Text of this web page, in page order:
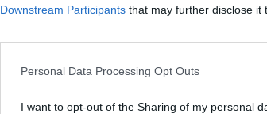
Downstream Participants that may further disclose it
Personal Data Processing Opt Outs
I want to opt-out of the Sharing of my personal